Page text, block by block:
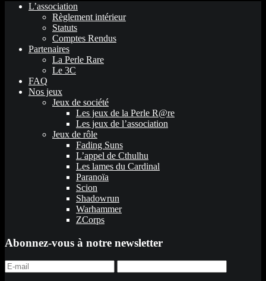
L’association
Règlement intérieur
Statuts
Comptes Rendus
Partenaires
La Perle Rare
Le 3C
FAQ
Nos jeux
Jeux de société
Les jeux de la Perle R@re
Les jeux de l’association
Jeux de rôle
Fading Suns
L’appel de Cthulhu
Les lames du Cardinal
Paranoïa
Scion
Shadowrun
Warhammer
ZCorps
Abonnez-vous à notre newsletter